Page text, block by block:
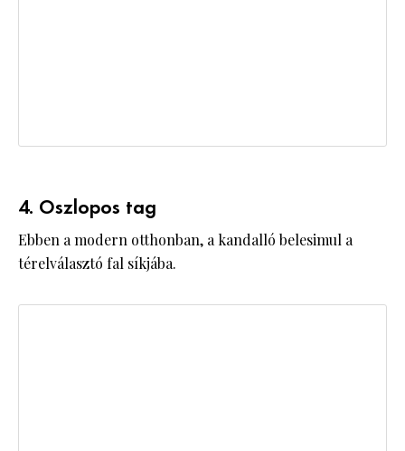
4. Oszlopos tag
Ebben a modern otthonban, a kandalló belesimul a
térelválasztó fal síkjába.